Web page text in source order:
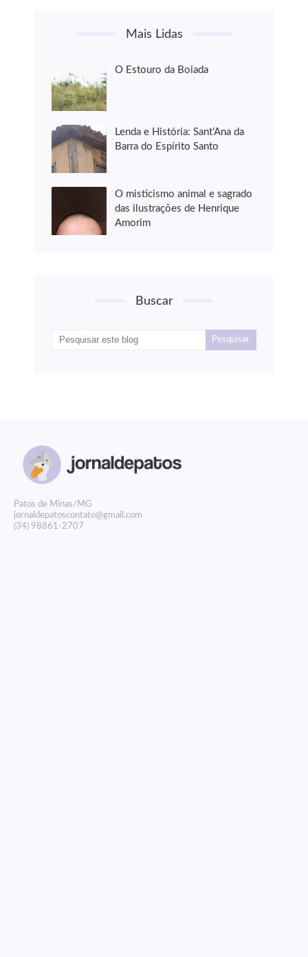
Mais Lidas
O Estouro da Boiada
Lenda e História: Sant’Ana da
Barra do Espírito Santo
O misticismo animal e sagrado
das ilustrações de Henrique
Amorim
Buscar
Patos de Minas/MG
jornaldepatoscontato@gmail.com
(34) 98861-2707